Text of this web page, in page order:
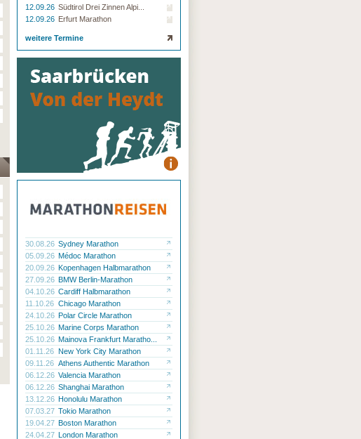
12.09.26 Südtirol Drei Zinnen Alpi...
12.09.26 Erfurt Marathon
weitere Termine
30.08.26 Sydney Marathon
05.09.26 Médoc Marathon
20.09.26 Kopenhagen Halbmarathon
27.09.26 BMW Berlin-Marathon
04.10.26 Cardiff Halbmarathon
11.10.26 Chicago Marathon
24.10.26 Polar Circle Marathon
25.10.26 Marine Corps Marathon
25.10.26 Mainova Frankfurt Maratho...
01.11.26 New York City Marathon
09.11.26 Athens Authentic Marathon
06.12.26 Valencia Marathon
06.12.26 Shanghai Marathon
13.12.26 Honolulu Marathon
07.03.27 Tokio Marathon
19.04.27 Boston Marathon
24.04.27 London Marathon